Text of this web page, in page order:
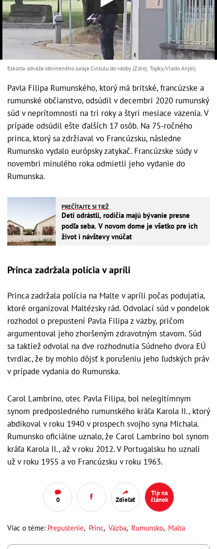
Eskorta odváža obvineného Juraja Cintulu do väzby (Zdroj: Topky/Vlado Anjel)
Pavla Filipa Rumunského, ktorý má britské, francúzske a
rumunské občianstvo, odsúdil v decembri 2020 rumunský
súd v neprítomnosti na tri roky a štyri mesiace väzenia. V
prípade odsúdil ešte ďalších 17 osôb. Na 75-ročného
princa, ktorý sa zdržiaval vo Francúzsku, následne
Rumunsko vydalo európsky zatykač. Francúzske súdy v
novembri minulého roka odmietli jeho vydanie do
Rumunska.
PREČÍTAJTE SI TIEŽ
Deti odrástli, rodičia majú bývanie presne
podľa seba. V novom dome je všetko pre ich
život i návštevy vnúčat
Princa zadržala polícia v apríli
Princa zadržala polícia na Malte v apríli počas podujatia,
ktoré organizoval Maltézsky rád. Odvolací súd v pondelok
rozhodol o prepustení Pavla Filipa z väzby, pričom
argumentoval jeho zhoršeným zdravotným stavom. Súd
sa taktiež odvolal na dve rozhodnutia Súdneho dvora EÚ
tvrdiac, že by mohlo dôjsť k porušeniu jeho ľudských práv
v prípade vydania do Rumunska.
Carol Lambrino, otec Pavla Filipa, bol nelegitímnym
synom predposledného rumunského kráľa Karola II., ktorý
abdikoval v roku 1940 v prospech svojho syna Michala.
Rumunsko oficiálne uznalo, že Carol Lambrino bol synom
kráľa Karola II., až v roku 2012. V Portugalsku ho uznali
už v roku 1955 a vo Francúzsku v roku 1963.
0 Zdieľať
Tip na
článok
Viac o téme: Prepustenie, Princ, Väzba, Rumunsko, Malta